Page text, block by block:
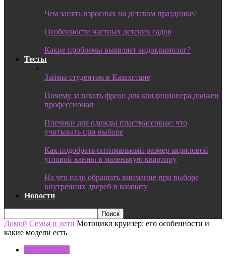
Чем занять взрослых на детском празднике?
Особенности частных детских садов
Какие проблемы выявляет эндокринолог?
Тесты
Займы студентам в Казахстане
Почему заливать фреон для кондиционера должен
профессионал
Плечики для одежды пластмассовые: что
учитывать при выборе
Как подобрать оптимальный размер акриловой
угловой ванны в маленькую квартиру
На что надо обращать внимание при выборе
внутренних дверей в комнату
Новости
Домой Семья и дети Мотоцикл круизер: его особенности и
какие модели есть